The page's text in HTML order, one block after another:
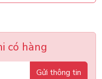
có hàng
Gửi thông tin